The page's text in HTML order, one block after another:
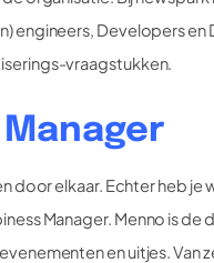
engineers, Developers en
vraagstukken.
Manager
door elkaar. Echter heb je
Manager. Menno is
en uitjes. Van